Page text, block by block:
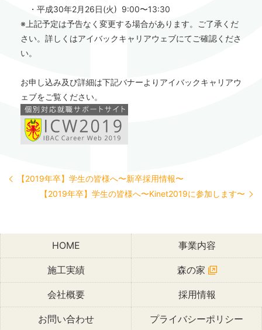
・平成30年2月26日(火) 9:00〜13:30
※上記予定は予告なく変更する場合があります。ご了承くだ
さい。詳しくはアイバックキャリアウェブにてご確認くださ
い。
お申し込み及び詳細は下記バナーよりアイバックキャリアウ
ェブをご覧ください。
【2019年卒】学生の皆様へ〜新卒採用情報〜
【2019年卒】学生の皆様へ〜Kinet2019に参加します〜
HOME 事業内容
施工実績 森の家
会社概要 採用情報
お問い合わせ プライバシーポリシー